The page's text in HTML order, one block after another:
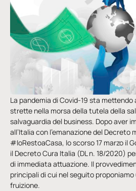
La pandemia di Covid-19 sta mettendo
strette nella morsa della tutela della
salvaguardia del business. Dopo aver
all’Italia con l’emanazione del Decreto
#IoRestoaCasa, lo scorso 17 marzo il
il Decreto Cura Italia (DL n. 18/2020)
di immediata attuazione. Il
principali di cui nel seguito proponiamo
fruizione.